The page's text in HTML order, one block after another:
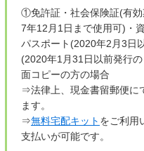
①免許証・社会保険証(有
7年12月1日まで使用可)・
パスポート(2020年2月3日
(2020年1月31日以前発行
面コピーの方の場合
⇒法律上、現金書留郵便に
ます。
⇒無料宅配キット をご利用
支払いが可能です。